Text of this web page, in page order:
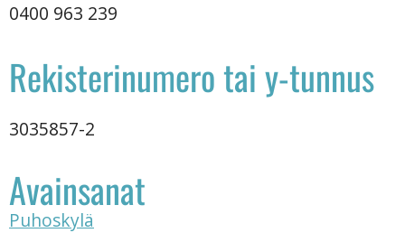
0400 963 239
Rekisterinumero tai y-tunnus
3035857-2
Avainsanat
Puhoskylä